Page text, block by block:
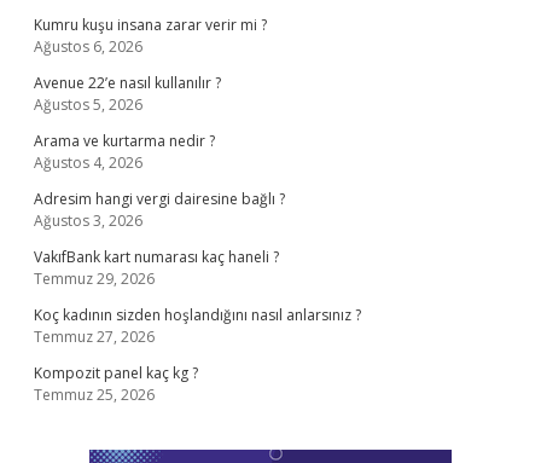
Kumru kuşu insana zarar verir mi ?
Ağustos 6, 2026
Avenue 22’e nasıl kullanılır ?
Ağustos 5, 2026
Arama ve kurtarma nedir ?
Ağustos 4, 2026
Adresim hangi vergi dairesine bağlı ?
Ağustos 3, 2026
VakıfBank kart numarası kaç haneli ?
Temmuz 29, 2026
Koç kadının sizden hoşlandığını nasıl anlarsınız ?
Temmuz 27, 2026
Kompozit panel kaç kg ?
Temmuz 25, 2026